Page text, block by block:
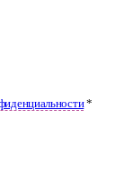
*